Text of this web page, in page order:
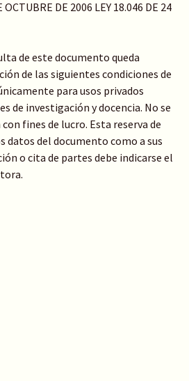
OCTUBRE DE 2006 LEY 18.046 DE 24
de este documento queda
de las siguientes condiciones de
para usos privados
de investigación y docencia. No se
fines de lucro. Esta reserva de
datos del documento como a sus
o cita de partes debe indicarse el